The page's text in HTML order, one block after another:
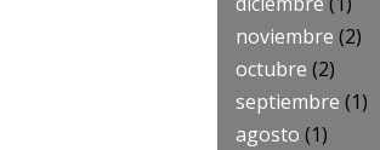
noviembre (2)
octubre (2)
septiembre (1)
agosto (1)